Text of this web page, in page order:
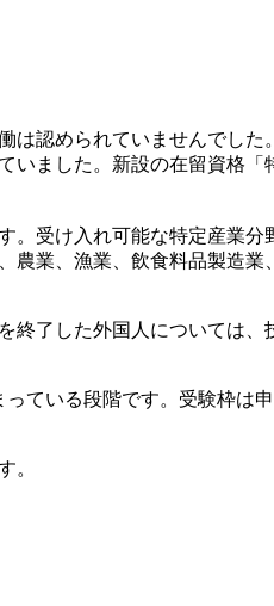
は認められていませんでした
いました。新設の在留資格「
。受け入れ可能な特定産業分
業、漁業、飲食料品製造業
終了した外国人については、
ている段階です。受験枠は
。